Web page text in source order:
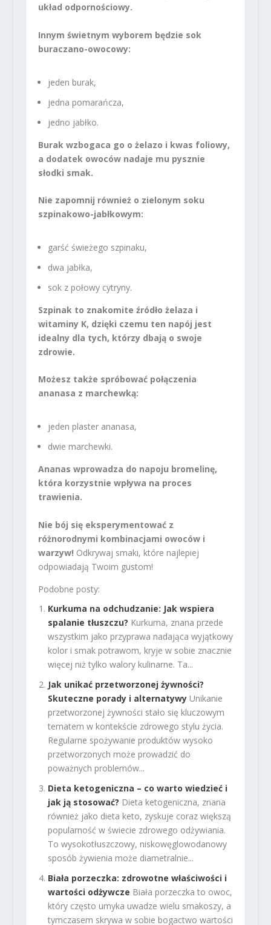
układ odpornościowy.
Innym świetnym wyborem będzie sok
buraczano-owocowy:
jeden burak,
jedna pomarańcza,
jedno jabłko.
Burak wzbogaca go o żelazo i kwas foliowy,
a dodatek owoców nadaje mu pysznie
słodki smak.
Nie zapomnij również o zielonym soku
szpinakowo-jabłkowym:
garść świeżego szpinaku,
dwa jabłka,
sok z połowy cytryny.
Szpinak to znakomite źródło żelaza i
witaminy K, dzięki czemu ten napój jest
idealny dla tych, którzy dbają o swoje
zdrowie.
Możesz także spróbować połączenia
ananasa z marchewką:
jeden plaster ananasa,
dwie marchewki.
Ananas wprowadza do napoju bromelinę,
która korzystnie wpływa na proces
trawienia.
Nie bój się eksperymentować z
różnorodnymi kombinacjami owoców i
warzyw! Odkrywaj smaki, które najlepiej
odpowiadają Twoim gustom!
Podobne posty:
Kurkuma na odchudzanie: Jak wspiera
spalanie tłuszczu? Kurkuma, znana przede
wszystkim jako przyprawa nadająca wyjątkowy
kolor i smak potrawom, kryje w sobie znacznie
więcej niż tylko walory kulinarne. Ta...
Jak unikać przetworzonej żywności?
Skuteczne porady i alternatywy Unikanie
przetworzonej żywności stało się kluczowym
tematem w kontekście zdrowego stylu życia.
Regularne spożywanie produktów wysoko
przetworzonych może prowadzić do
poważnych problemów...
Dieta ketogeniczna – co warto wiedzieć i
jak ją stosować? Dieta ketogeniczna, znana
również jako dieta keto, zyskuje coraz większą
popularność w świecie zdrowego odżywiania.
To wysokotłuszczowy, niskowęglowodanowy
sposób żywienia może diametralnie...
Biała porzeczka: zdrowotne właściwości i
wartości odżywcze Biała porzeczka to owoc,
który często umyka uwadze wielu smakoszy, a
tymczasem skrywa w sobie bogactwo wartości